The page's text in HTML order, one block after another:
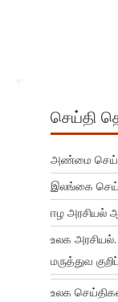
செய்தி
அண்மை
இலங்கை
ஈழ அரசியல்
உலக அரசியல்.
மருத்துவ
உலக